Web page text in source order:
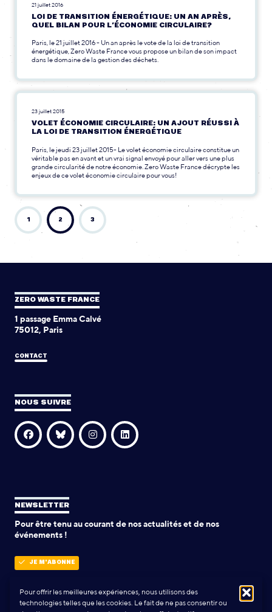
Pour offrir les meilleures expériences, nous utilisons des
technologies telles que les cookies. Le fait de ne pas consentir ou
21 juillet 2016
LOI DE TRANSITION ÉNERGÉTIQUE: UN AN APRÈS,
QUEL BILAN POUR L’ÉCONOMIE CIRCULAIRE?
Paris, le 21 juillet 2016 - Un an après le vote de la loi de transition
énergétique, Zero Waste France vous propose un bilan de son impact
dans le domaine de la gestion des déchets.
23 juillet 2015
VOLET ÉCONOMIE CIRCULAIRE: UN AJOUT RÉUSSI À
LA LOI DE TRANSITION ÉNERGÉTIQUE
Paris, le jeudi 23 juillet 2015- Le volet économie circulaire constitue un
véritable pas en avant et un vrai signal envoyé pour aller vers une plus
grande circularité de notre économie. Zero Waste France décrypte les
enjeux de ce volet économie circulaire pour vous!
1 2 3
ZERO WASTE FRANCE
1 passage Emma Calvé
75012, Paris
CONTACT
NOUS SUIVRE
NEWSLETTER
Pour être tenu au courant de nos actualités et de nos
événements !
JE M'ABONNE
POLITIQUE DE CONFIDENTIALITÉ